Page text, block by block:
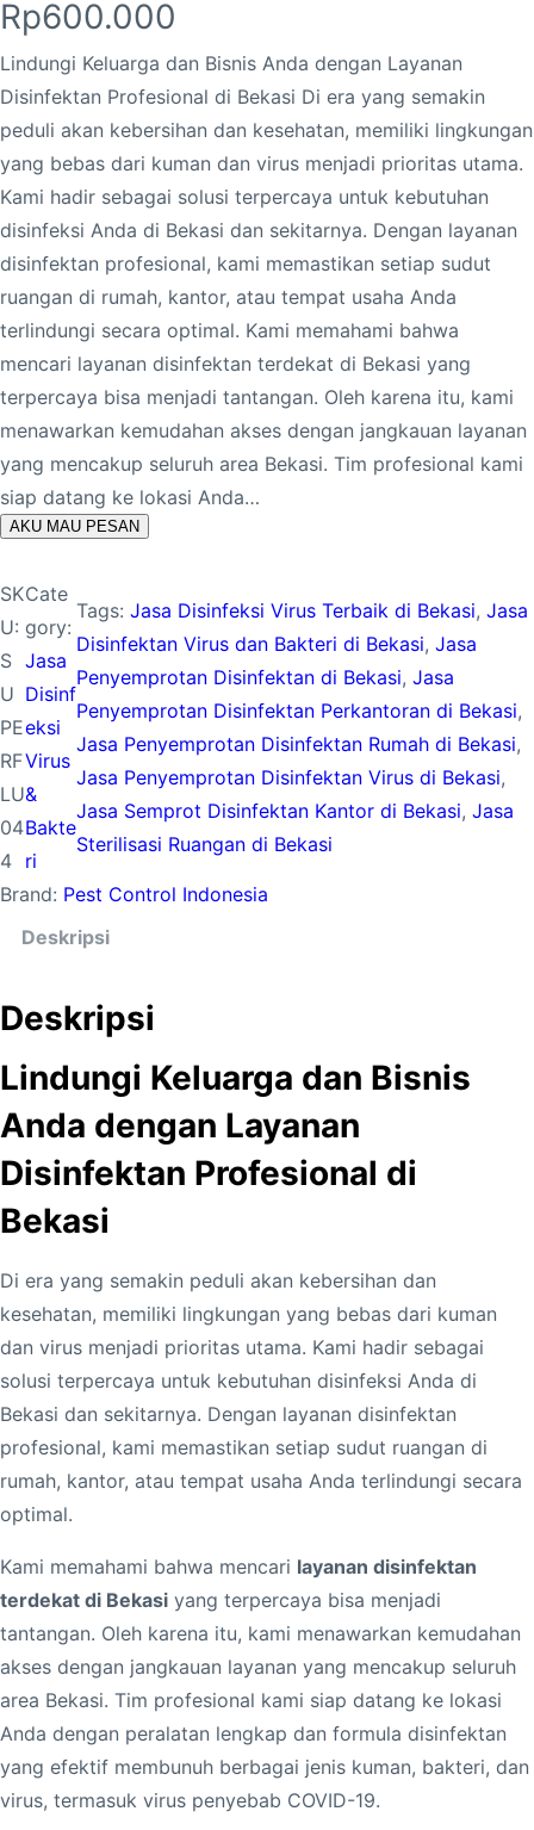
Rp600.000
Lindungi Keluarga dan Bisnis Anda dengan Layanan
Disinfektan Profesional di Bekasi Di era yang semakin
peduli akan kebersihan dan kesehatan, memiliki lingkungan
yang bebas dari kuman dan virus menjadi prioritas utama.
Kami hadir sebagai solusi terpercaya untuk kebutuhan
disinfeksi Anda di Bekasi dan sekitarnya. Dengan layanan
disinfektan profesional, kami memastikan setiap sudut
ruangan di rumah, kantor, atau tempat usaha Anda
terlindungi secara optimal. Kami memahami bahwa
mencari layanan disinfektan terdekat di Bekasi yang
terpercaya bisa menjadi tantangan. Oleh karena itu, kami
menawarkan kemudahan akses dengan jangkauan layanan
yang mencakup seluruh area Bekasi. Tim profesional kami
siap datang ke lokasi Anda…
AKU MAU PESAN
SK
U:
S
U
PE
RF
LU
04
4
Cate
gory:
Jasa
Disinf
eksi
Virus
&
Bakte
ri
Tags:Jasa Disinfeksi Virus Terbaik di Bekasi, Jasa
Disinfektan Virus dan Bakteri di Bekasi, Jasa
Penyemprotan Disinfektan di Bekasi, Jasa
Penyemprotan Disinfektan Perkantoran di Bekasi,
Jasa Penyemprotan Disinfektan Rumah di Bekasi,
Jasa Penyemprotan Disinfektan Virus di Bekasi,
Jasa Semprot Disinfektan Kantor di Bekasi, Jasa
Sterilisasi Ruangan di Bekasi
Brand: Pest Control Indonesia
Deskripsi
Deskripsi
Lindungi Keluarga dan Bisnis
Anda dengan Layanan
Disinfektan Profesional di
Bekasi
Di era yang semakin peduli akan kebersihan dan
kesehatan, memiliki lingkungan yang bebas dari kuman
dan virus menjadi prioritas utama. Kami hadir sebagai
solusi terpercaya untuk kebutuhan disinfeksi Anda di
Bekasi dan sekitarnya. Dengan layanan disinfektan
profesional, kami memastikan setiap sudut ruangan di
rumah, kantor, atau tempat usaha Anda terlindungi secara
optimal.
Kami memahami bahwa mencari layanan disinfektan
terdekat di Bekasi yang terpercaya bisa menjadi
tantangan. Oleh karena itu, kami menawarkan kemudahan
akses dengan jangkauan layanan yang mencakup seluruh
area Bekasi. Tim profesional kami siap datang ke lokasi
Anda dengan peralatan lengkap dan formula disinfektan
yang efektif membunuh berbagai jenis kuman, bakteri, dan
virus, termasuk virus penyebab COVID-19.